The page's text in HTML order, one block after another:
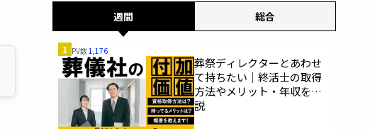
週間 総合
1 PV数1,176
葬祭ディレクターとあわせ
て持ちたい｜終活士の取得
方法やメリット・年収を解
説